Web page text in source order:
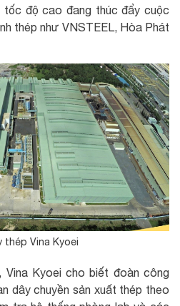
độ cao đang thúc đẩy cuộc
thép như VNSTEEL, Hòa Phát
thép Vina Kyoei
Vina Kyoei cho biết đoàn công
dây chuyền sản xuất thép theo